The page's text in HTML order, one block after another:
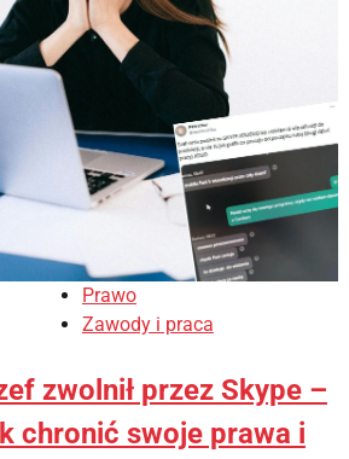
Prawo
Zawody i praca
zwolnił przez Skype –
chronić swoje prawa i